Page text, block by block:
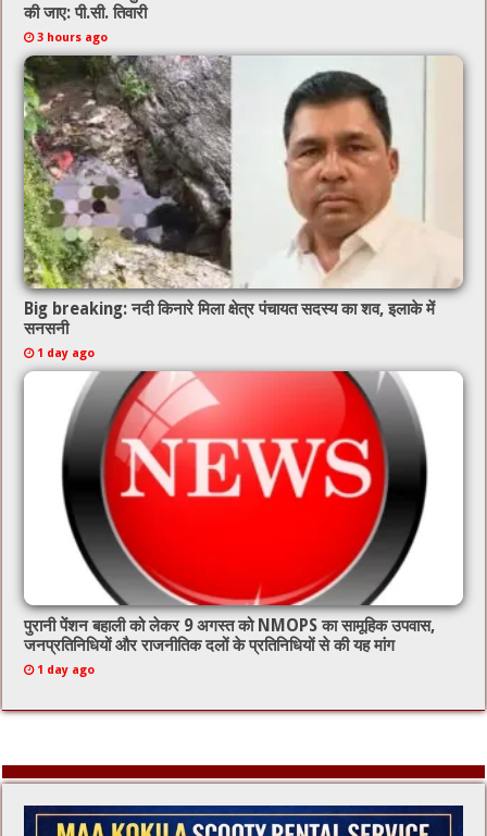
की जाए: पी.सी. तिवारी
3 hours ago
Big breaking: नदी किनारे मिला क्षेत्र पंचायत सदस्य का शव, इलाके में
सनसनी
1 day ago
पुरानी पेंशन बहाली को लेकर 9 अगस्त को NMOPS का सामूहिक उपवास,
जनप्रतिनिधियों और राजनीतिक दलों के प्रतिनिधियों से की यह मांग
1 day ago